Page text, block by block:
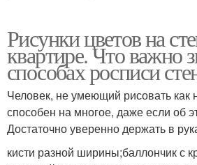
Рисунки цветов на
квартире. Что важно
способах росписи
Человек, не умеющий рисовать как
способен на многое, даже если об
Достаточно уверенно держать в
кисти разной ширины;баллончик с